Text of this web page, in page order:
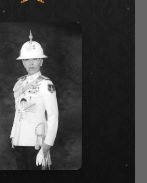
วกลับมาอีกครั้งพร้อมคำ
ก่อนหน้าช่วยให้เพื่อนในกลุ่ม
ตัดสินใจแกล้งเปิดเผยว่าตน
ยวจำไม่ได้ เพราะเคยสูญเสีย
ติเหตุ ซึ่งเพียวก็หลงเชื่อและ
ากขึ้น
มูลจากอินเทอร์เน็ตและเรื่อง
รงจำให้เพียว ความสัมพันธ์
ขึ้น เพียวแนะนำให้ฤทธิ์รู้จักทีม
รอบครัว และซินแสที่แนะนำ
กล้งแต่งงาน” แก้เคล็ดดวงไม่ดี
วมกัน